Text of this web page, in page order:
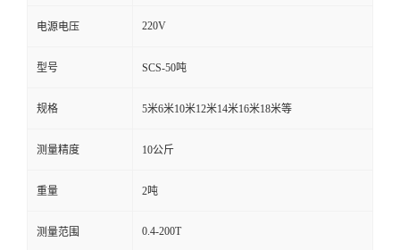
电源电压 220V
型号 SCS-50吨
规格 5米6米10米12米14米16米18米等
测量精度 10公斤
重量 2吨
测量范围 0.4-200T